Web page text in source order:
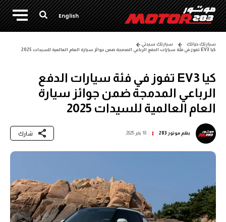
English
سيارتك حياتك
سيارتك سيدتي
كيا EV3 تفوز في فئة سيارات الدفع الرباعي المدمجة ضمن جوائز سيارة العام العالمية للسيدات 2025
كيا EV3 تفوز في فئة سيارات الدفع
الرباعي المدمجة ضمن جوائز سيارة
العام العالمية للسيدات 2025
بقلمموتور 283 18 يناير 2025 شارك